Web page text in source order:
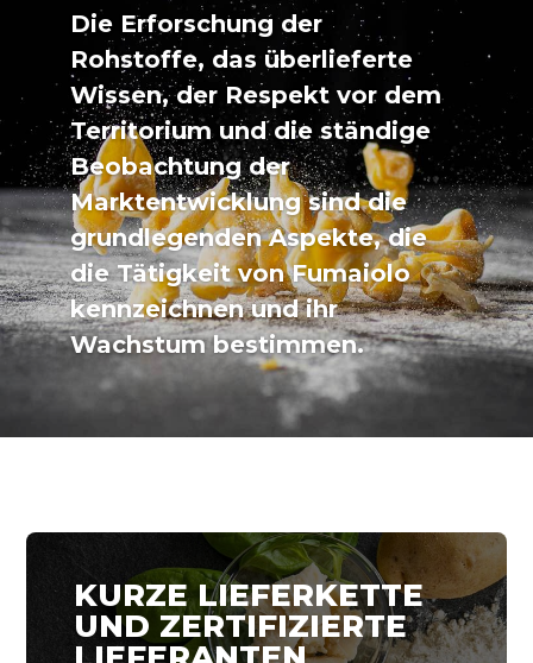
Die Erforschung der
Rohstoffe, das überlieferte
Wissen, der Respekt vor dem
Territorium und die ständige
Beobachtung der
Marktentwicklung sind die
grundlegenden Aspekte, die
die Tätigkeit von Fumaiolo
kennzeichnen und ihr
Wachstum bestimmen.
KURZE LIEFERKETTE
UND ZERTIFIZIERTE